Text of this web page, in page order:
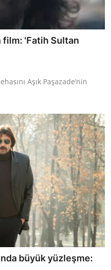
film: 'Fatih Sultan
Aşık Paşazade’nin
büyük yüzleşme: